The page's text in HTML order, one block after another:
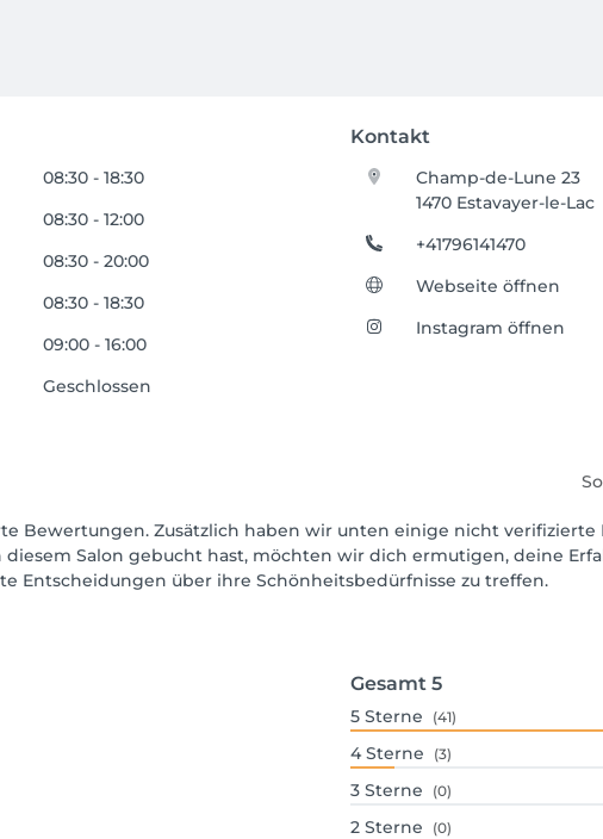
Kontakt
08:30 - 18:30
08:30 - 12:00
08:30 - 20:00
08:30 - 18:30
09:00 - 16:00
Geschlossen
Champ-de-Lune 23
1470 Estavayer-le-Lac
+41796141470
Webseite öffnen
Instagram öffnen
Bewertungen. Zusätzlich haben wir unten einige nicht
Salon gebucht hast, möchten wir dich ermutigen, deine
Entscheidungen über ihre Schönheitsbedürfnisse zu treffen.
Gesamt 5
5 Sterne (41)
4 Sterne (3)
3 Sterne (0)
2 Sterne (0)